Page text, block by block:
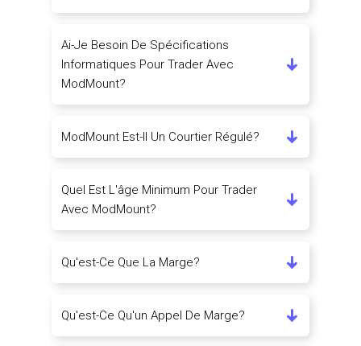
Ai-Je Besoin De Spécifications
Informatiques Pour Trader Avec
ModMount?
ModMount Est-Il Un Courtier Régulé?
Quel Est L'âge Minimum Pour Trader
Avec ModMount?
Qu'est-Ce Que La Marge?
Qu'est-Ce Qu'un Appel De Marge?